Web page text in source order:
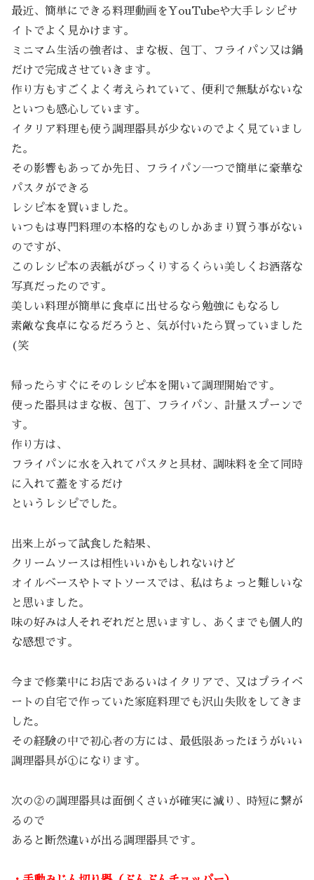
最近、簡単にできる料理動画をYouTubeや大手レシピサ
イトでよく見かけます。
ミニマム生活の強者は、まな板、包丁、フライパン又は鍋
だけで完成させていきます。
作り方もすごくよく考えられていて、便利で無駄がないな
といつも感心しています。
イタリア料理も使う調理器具が少ないのでよく見ていまし
た。
その影響もあってか先日、フライパン一つで簡単に豪華な
パスタができる
レシピ本を買いました。
いつもは専門料理の本格的なものしかあまり買う事がない
のですが、
このレシピ本の表紙がびっくりするくらい美しくお洒落な
写真だったのです。
美しい料理が簡単に食卓に出せるなら勉強にもなるし
素敵な食卓になるだろうと、気が付いたら買っていました
(笑
帰ったらすぐにそのレシピ本を開いて調理開始です。
使った器具はまな板、包丁、フライパン、計量スプーンで
す。
作り方は、
フライパンに水を入れてパスタと具材、調味料を全て同時
に入れて蓋をするだけ
というレシピでした。
出来上がって試食した結果、
クリームソースは相性いいかもしれないけど
オイルベースやトマトソースでは、私はちょっと難しいな
と思いました。
味の好みは人それぞれだと思いますし、あくまでも個人的
な感想です。
今まで修業中にお店であるいはイタリアで、又はプライベ
ートの自宅で作っていた家庭料理でも沢山失敗をしてきま
した。
その経験の中で初心者の方には、最低限あったほうがいい
調理器具が①になります。
次の②の調理器具は面倒くさいが確実に減り、時短に繋が
るので
あると断然違いが出る調理器具です。